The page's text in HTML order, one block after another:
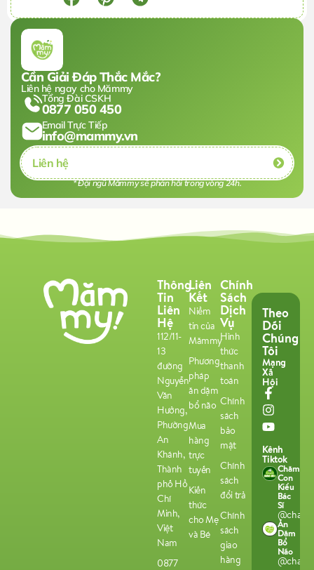
Cần Giải Đáp Thắc Mắc?
Liên hệ ngay cho Mămmy
Tổng Đài CSKH
0877 050 450
Email Trực Tiếp
info@mammy.vn
Liên hệ
* Đội ngũ Mămmy sẽ phản hồi trong vòng 24h.
Thông
Tin
Liên
Hệ
112/11-
13
đường
Nguyễn
Văn
Hưởng,
Phường
An
Khánh,
Thành
phố Hồ
Chí
Minh,
Việt
Nam
0877
Liên
Kết
Niềm
tin của
Mămmy
Phương
pháp
ăn dặm
bổ não
Mua
hàng
trực
tuyến
Kiến
thức
cho Mẹ
và Bé
Chính
Sách
Dịch
Vụ
Hình
thức
thanh
toán
Chính
sách
bảo
mật
Chính
sách
đổi trả
Chính
sách
giao
hàng
Theo
Dõi
Chúng
Tôi
Mạng
Xã
Hội
Kênh
Tiktok
Chăm
Con
Kiểu
Bác
Sĩ
Ăn
Dặm
Bổ
Não